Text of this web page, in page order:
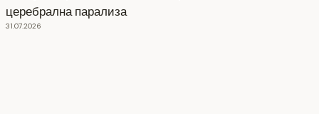
церебрална парализа
31.07.2026